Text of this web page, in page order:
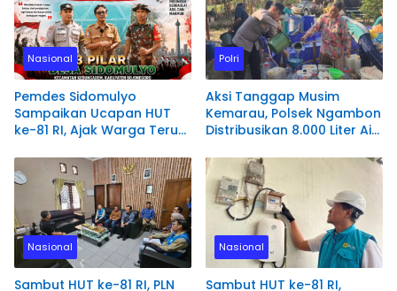
Nasional
Pemdes Sidomulyo
Sampaikan Ucapan HUT
ke-81 RI, Ajak Warga Terus
Desa
Polri
Aksi Tanggap Musim
Kemarau, Polsek Ngambon
Distribusikan 8.000 Liter Air
Nasional
Sambut HUT ke-81 RI, PLN
Nasional
Sambut HUT ke-81 RI,